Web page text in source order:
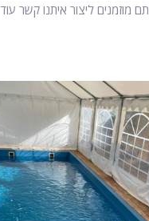
ליצור איתנו קשר